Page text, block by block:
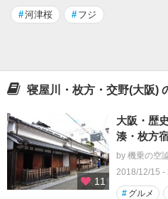
#河津桜 # フジ
寝屋川・枚方・交野(大阪)
11
大阪・歴
湊・枚方
by 機乗の空
2018/12/15 -
# グルメ